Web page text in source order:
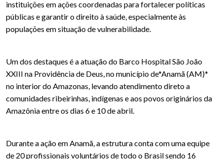
instituições em ações coordenadas para fortalecer políticas
públicas e garantir o direito à saúde, especialmente às
populações em situação de vulnerabilidade.
Um dos destaques é a atuação do Barco Hospital São João
XXIII na Providência de Deus, no município de*Anamã (AM)*
no interior do Amazonas, levando atendimento direto a
comunidades ribeirinhas, indígenas e aos povos originários da
Amazônia entre os dias 6 e 10 de abril.
Durante a ação em Anamã, a estrutura conta com uma equipe
de 20 profissionais voluntários de todo o Brasil sendo 16